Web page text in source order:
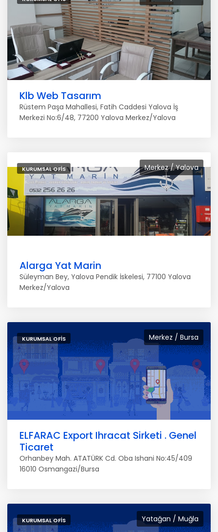
Klb Web Tasarım
Rüstem Paşa Mahallesi, Fatih Caddesi Yalova İş
Merkezi No:6/48, 77200 Yalova Merkez/Yalova
Merkez / Yalova
KURUMSAL OFIS
Alarga Yat Marin
Süleyman Bey, Yalova Pendik İskelesi, 77100 Yalova
Merkez/Yalova
Merkez / Bursa
KURUMSAL OFIS
ELFARAC Export Ihracat Sirketi . Genel
Ticaret
Orhanbey Mah. ATATÜRK Cd. Oba Ishani No:45/409
16010 Osmangazi/Bursa
Yatağan / Muğla
KURUMSAL OFIS